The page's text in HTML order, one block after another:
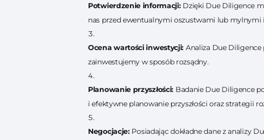
Potwierdzenie informacji:Dzięki Due Diligence
nas przed ewentualnymi oszustwami lub
Ocena wartości inwestycji: Analiza Due Diligence
zainwestujemy w sposób rozsądny.
Planowanie przyszłości: Badanie Due Diligence
i efektywne planowanie przyszłości oraz strategii
Negocjacje:Posiadając dokładne dane z analizy